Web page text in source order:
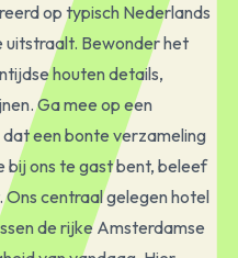
op typisch Nederlands
uitstraalt. Bewonder het
houten details,
Ga mee op een
een bonte verzameling
bij ons te gast bent, beleef
centraal gelegen hotel
de rijke Amsterdamse